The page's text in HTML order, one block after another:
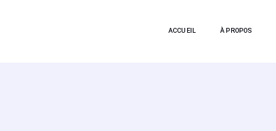
ACCUEIL À PROPOS